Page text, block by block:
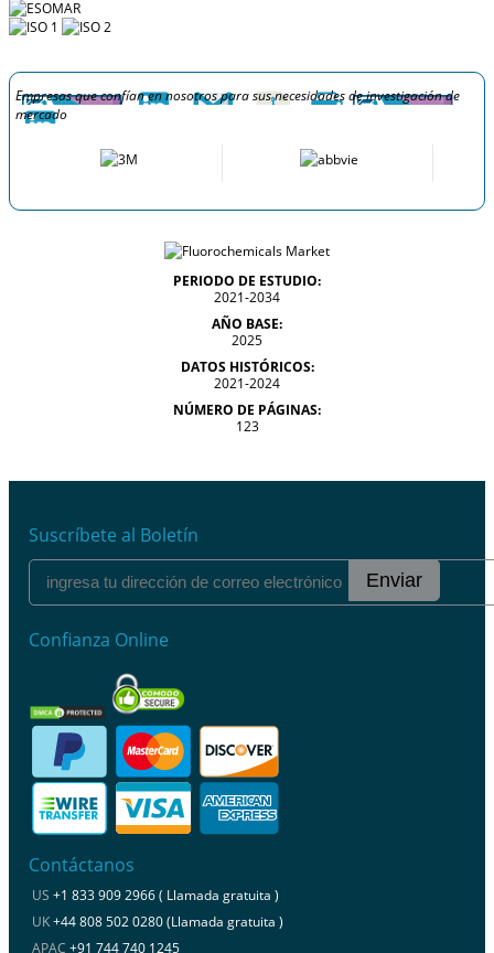
Empresas que confían en nosotros para sus necesidades de investigación de
mercado
PERIODO DE ESTUDIO:
2021-2034
AÑO BASE:
2025
DATOS HISTÓRICOS:
2021-2024
NÚMERO DE PÁGINAS:
123
Suscríbete al Boletín
Enviar
Confianza Online
Contáctanos
US +1 833 909 2966 ( Llamada gratuita )
UK+44 808 502 0280 (Llamada gratuita )
APAC +91 744 740 1245